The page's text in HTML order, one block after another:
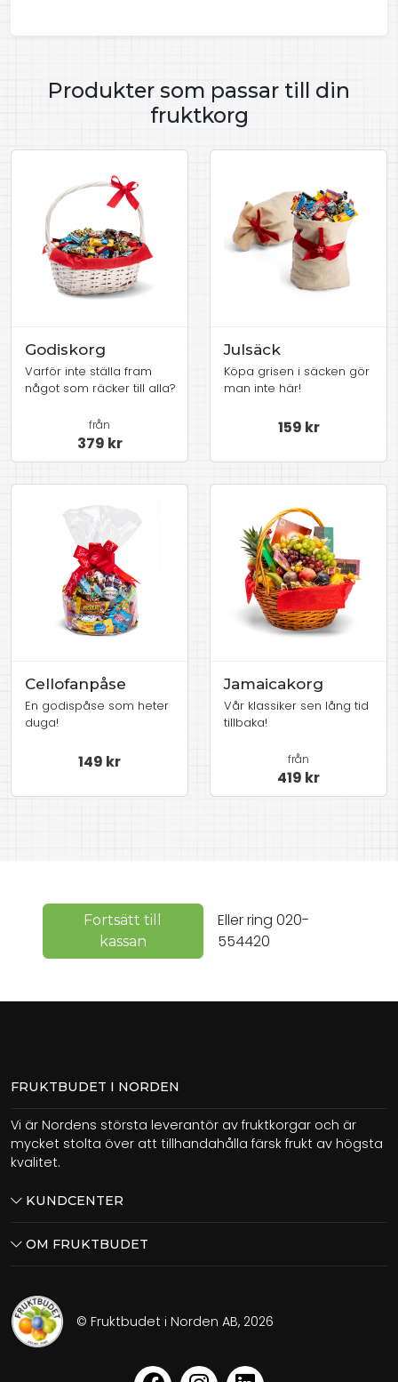
Produkter som passar till din
fruktkorg
Godiskorg
Varför inte ställa fram
något som räcker till alla?
från
379 kr
Julsäck
Köpa grisen i säcken gör
man inte här!
159 kr
Cellofanpåse
En godispåse som heter
duga!
149 kr
Jamaicakorg
Vår klassiker sen lång tid
tillbaka!
från
419 kr
Fortsätt till
kassan
Eller ring 020-
554420
FRUKTBUDET I NORDEN
Vi är Nordens största leverantör av fruktkorgar och är
mycket stolta över att tillhandahålla färsk frukt av högsta
kvalitet.
KUNDCENTER
OM FRUKTBUDET
© Fruktbudet i Norden AB, 2026